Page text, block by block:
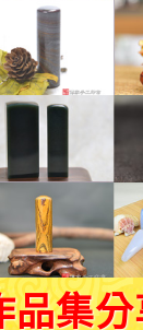
品集分